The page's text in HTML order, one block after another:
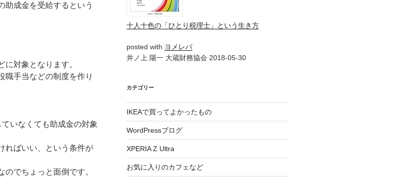
助成金を受給するという
に対象となります。
職手当などの制度を作り
いなくても助成金の対象
ればいい、という条件が
でちょっと面倒です。
十人十色の「ひとり税理士」という生き方
posted with ヨメレバ
井ノ上 陽一 大蔵財務協会 2018-05-30
カテゴリー
IKEAで買ってよかったもの
WordPressブログ
XPERIA Z Ultra
お気に入りのカフェなど